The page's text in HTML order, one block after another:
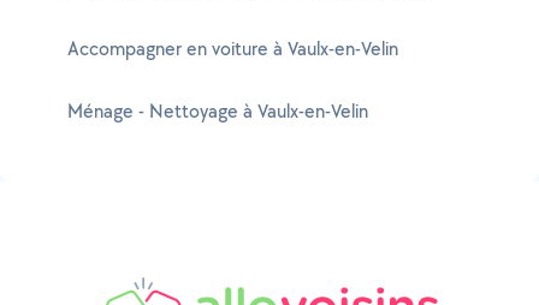
Accompagner en voiture à Vaulx-en-Velin
Ménage - Nettoyage à Vaulx-en-Velin